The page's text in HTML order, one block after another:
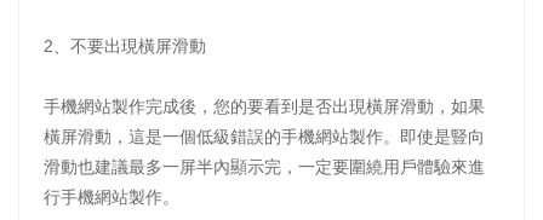
2、不要出現橫屏滑動
手機網站製作完成後，您的要看到是否出現橫屏滑動，如果
橫屏滑動，這是一個低級錯誤的手機網站製作。即使是豎向
滑動也建議最多一屏半內顯示完，一定要圍繞用戶體驗來進
行手機網站製作。